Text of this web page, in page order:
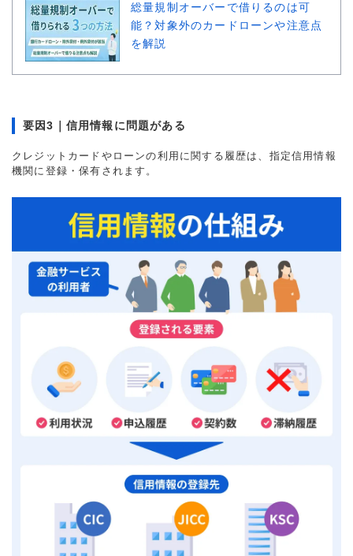
総量規制オーバーで借りるのは可
能？対象外のカードローンや注意点
を解説
要因3｜信用情報に問題がある
クレジットカードやローンの利用に関する履歴は、指定信用情報
機関に登録・保有されます。